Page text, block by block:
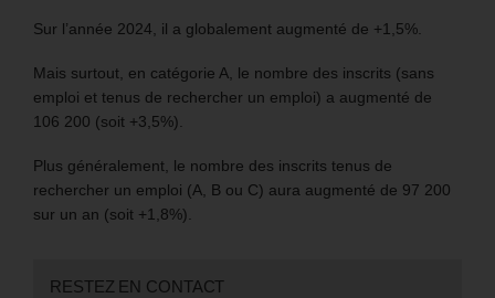
Sur l’année 2024, il a globalement augmenté de +1,5%.
Mais surtout, en catégorie A, le nombre des inscrits (sans
emploi et tenus de rechercher un emploi) a augmenté de
106 200 (soit +3,5%).
Plus généralement, le nombre des inscrits tenus de
rechercher un emploi (A, B ou C) aura augmenté de 97 200
sur un an (soit +1,8%).
RESTEZ EN CONTACT